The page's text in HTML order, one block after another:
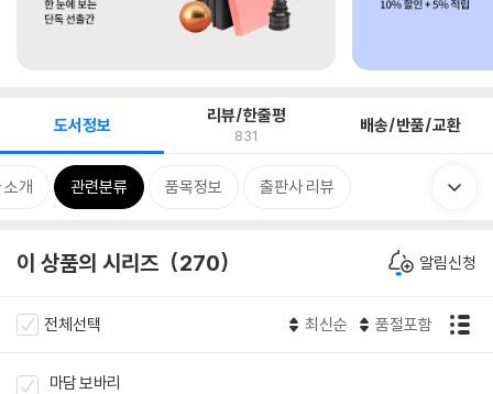
도서정보 리뷰/한줄평
831 배송/반품/교환
소개 관련분류 품목정보 출판사 리뷰
이 상품의 시리즈 270 알림신청
전체선택 최신순 품절포함
마담 보바리